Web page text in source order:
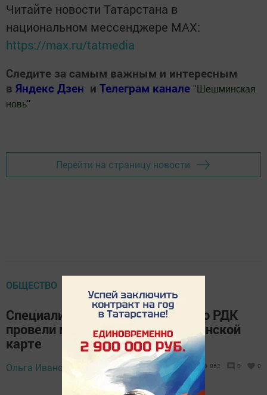
Читайте новости Татарстана в
национальном мессенджере MАХ:
https://max.ru/tatmedia
Следите за самым важным и интересным
в Яндекс Дзен и Телеграм канале " Шешминская
новь"
Перейти на страницу новости
ОБЩЕСТВО
Специалисты Новошешминского РДК
провели мастер-класс по Пушкинской
карте
Ольга Иванова, 31 января 2023 - 10:14 862 0 0